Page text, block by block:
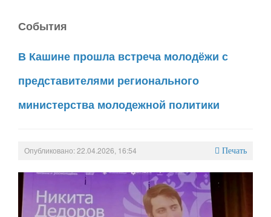
События
В Кашине прошла встреча молодёжи с
представителями регионального
министерства молодежной политики
Опубликовано: 22.04.2026, 16:54 Печать